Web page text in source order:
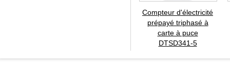
Compteur d'électricité
prépayé triphasé à
carte à puce
DTSD341-5